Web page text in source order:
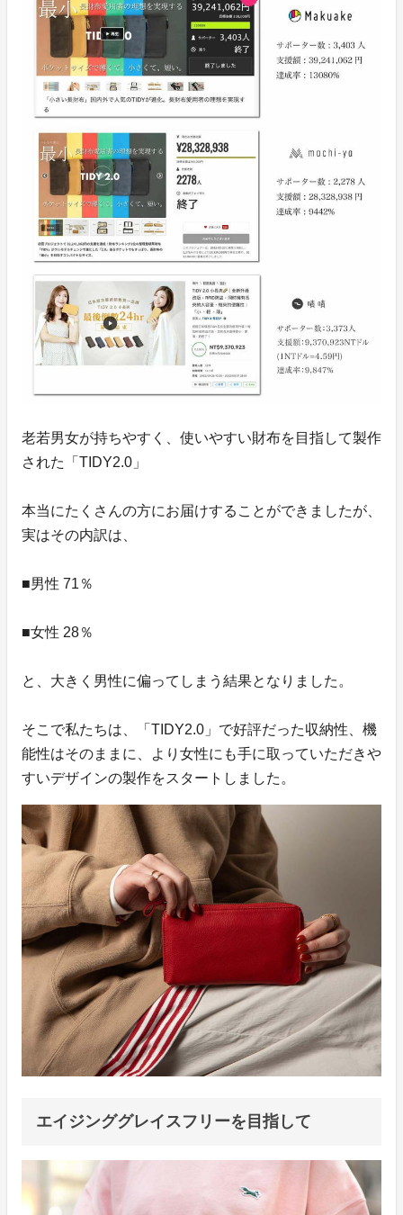
老若男女が持ちやすく、使いやすい財布を目指して製作
された「TIDY2.0」
本当にたくさんの方にお届けすることができましたが、
実はその内訳は、
■男性 71％
■女性 28％
と、大きく男性に偏ってしまう結果となりました。
そこで私たちは、「TIDY2.0」で好評だった収納性、機
能性はそのままに、より女性にも手に取っていただきや
すいデザインの製作をスタートしました。
エイジンググレイスフリーを目指して